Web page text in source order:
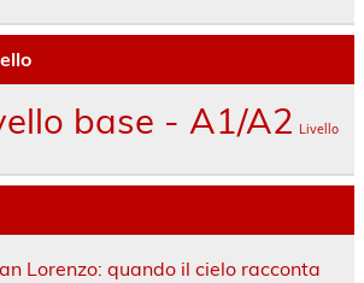
base - A1/A2 Livello
Lorenzo: quando il cielo racconta